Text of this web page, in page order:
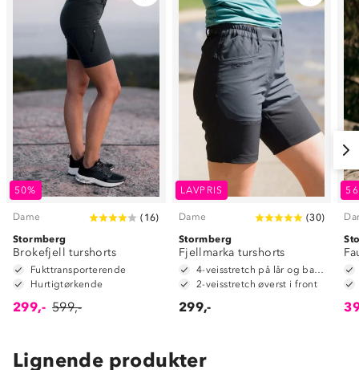
50%
Dame ( 16)
Stormberg
Brokefjell turshorts
Fukttransporterende
Hurtigtørkende
299,- 599,-
LAVPRIS
Dame (30)
Stormberg
Fjellmarka turshorts
2-veisstretch øverst i front
299,-
Lignende produkter